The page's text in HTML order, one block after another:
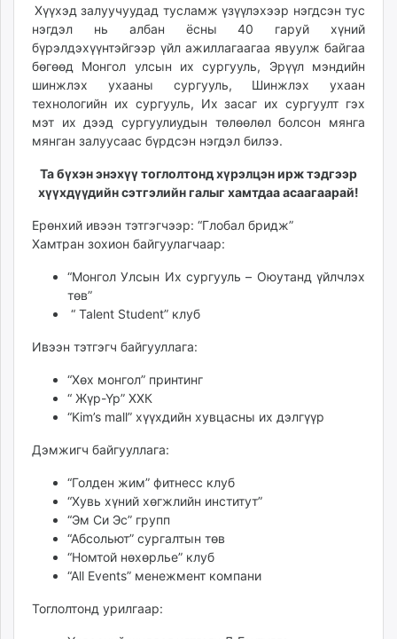
ugluu.mn
urlag.mn
unen.mn
asu.mn
shudarga.mn
shuurhai.mn
unuudur.mn
mglradio.com
itoim.mn
tumen.mn
shuum.mn
times.mn
tvmongolia.mn
mass.mn
assa.mn
paparazzi.mn
unread.today
Хүүхэд залуучуудад тусламж үзүүлэхээр нэгдсэн тус
нэгдэл нь албан ёсны 40 гаруй хүний
бүрэлдэхүүнтэйгээр үйл ажиллагаагаа явуулж байгаа
бөгөөд Монгол улсын их сургууль, Эрүүл мэндийн
шинжлэх ухааны сургууль, Шинжлэх ухаан
технологийн их сургууль, Их засаг их сургуулт гэх
мэт их дээд сургуулиудын төлөөлөл болсон мянга
мянган залуусаас бүрдсэн нэгдэл билээ.
Та бүхэн энэхүү тоглолтонд хүрэлцэн ирж тэдгээр
хүүхдүүдийн сэтгэлийн галыг хамтдаа асаагаарай!
Ерөнхий ивээн тэтгэгчээр: “Глобал бридж”
Хамтран зохион байгуулагчаар:
“Монгол Улсын Их сургууль – Оюутанд үйлчлэх
төв”
“ Talent Student” клуб
Ивээн тэтгэгч байгууллага:
“Хөх монгол” принтинг
“ Жүр-Үр” ХХК
“Kim’s mall” хүүхдийн хувцасны их дэлгүүр
Дэмжигч байгууллага:
“Голден жим” фитнесс клуб
“Хувь хүний хөгжлийн институт”
“Эм Си Эс” групп
“Абсольют” сургалтын төв
“Номтой нөхөрлье” клуб
“All Events” менежмент компани
Тоглолтонд урилгаар: